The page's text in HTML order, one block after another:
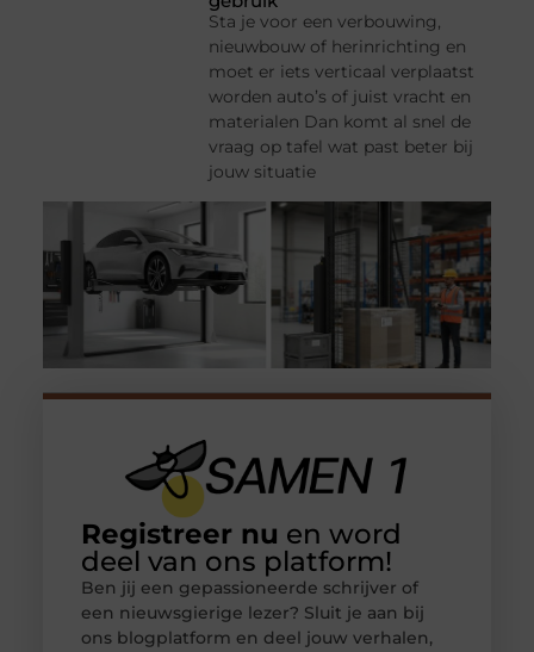
Sta je voor een verbouwing,
nieuwbouw of herinrichting en
moet er iets verticaal verplaatst
worden auto’s of juist vracht en
materialen Dan komt al snel de
vraag op tafel wat past beter bij
jouw situatie
Registreer nu en word
deel van ons platform!
Ben jij een gepassioneerde schrijver of
een nieuwsgierige lezer? Sluit je aan bij
ons blogplatform en deel jouw verhalen,